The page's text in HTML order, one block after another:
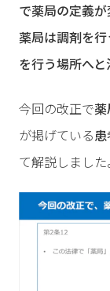
で薬局の定義
薬局は調剤を
を行う場所へ
今回の改正で
が掲げている
て解説しました